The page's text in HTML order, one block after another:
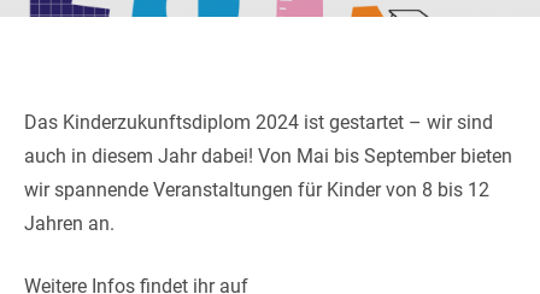
Das Kinderzukunftsdiplom 2024 ist gestartet – wir sind
auch in diesem Jahr dabei! Von Mai bis September bieten
wir spannende Veranstaltungen für Kinder von 8 bis 12
Jahren an.
Weitere Infos findet ihr auf